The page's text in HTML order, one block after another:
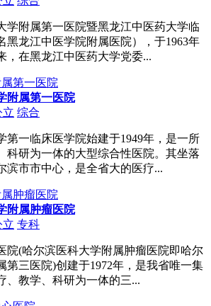
学附属第一医院暨黑龙江中医药大学临
黑龙江中医学院附属医院），于1963年
，在黑龙江中医药大学党委...
附属第一医院
立 综合
第一临床医学院始建于1949年，是一所
科研为一体的大型综合性医院。其坐落
滨市市中心，是全省大的医疗...
附属肿瘤医院
立 专科
院(哈尔滨医科大学附属肿瘤医院即哈尔
第三医院)创建于1972年，是我省唯一集
、教学、科研为一体的三...